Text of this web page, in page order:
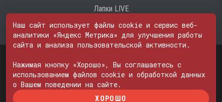
Лапки LIVE
№ ФС 77 - 74600
© 2000—2026. Редакция телеканала «ПОБЕДА». Все права на любые
материалы, опубликованные на сайте, защищены. Любое
использование материалов возможно только с согласия Редакции
Наш сайт использует файлы cookie и сервис веб-
аналитики «Яндекс Метрика» для улучшения работы
сайта и анализа пользовательской активности.
Нажимая кнопку «Хорошо», Вы соглашаетесь с
использованием файлов cookie и обработкой данных
о Вашем поведении на сайте.
ХОРОШО